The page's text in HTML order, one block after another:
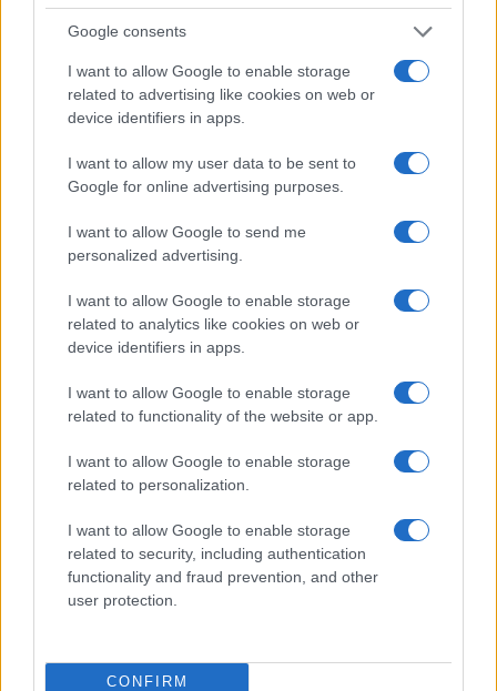
Google consents
I want to allow Google to enable storage
related to advertising like cookies on web or
device identifiers in apps.
I want to allow my user data to be sent to
Google for online advertising purposes.
I want to allow Google to send me
personalized advertising.
I want to allow Google to enable storage
related to analytics like cookies on web or
device identifiers in apps.
I want to allow Google to enable storage
related to functionality of the website or app.
I want to allow Google to enable storage
related to personalization.
I want to allow Google to enable storage
related to security, including authentication
functionality and fraud prevention, and other
user protection.
CONFIRM
semplici, come la verifica periodica dei
sensori
ricalcolo dei setpoint stagionali e il controllo dei
filtri, mantengono prestazioni e comfort.
Coinvolgere gli utenti, con indicazioni chiare su uso
degli spazi e segnalazione anomalie, crea un
circolo virtuoso.
La trasformazione non è un progetto isolato ma un
percorso. Misurare, correggere e condividere i
risultati consolida la cultura dell’efficienza. Con
scelte mirate e un BMS ben progettato, anche un
edificio datato può offrire
operativi ridotti e una gestione sostenibile a prova
di tempo.
Ilaria Galli
Ilaria Galli ha firmato il desk che ha svelato un
caso amministrativo triestino dopo accessi agli
un tratto unico: colleziona verbali storici del
Porto Vecchio.